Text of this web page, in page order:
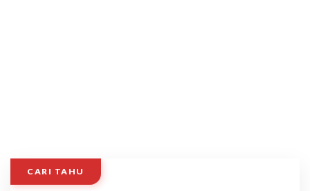
CARI TAHU